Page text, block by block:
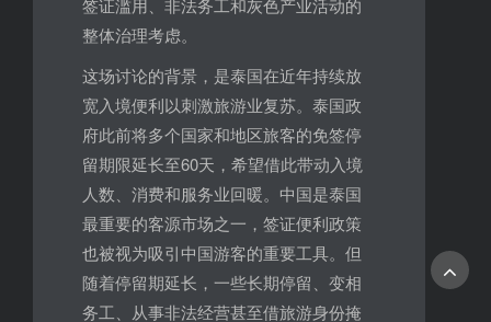
签证滥用、非法务工和灰色产业活动的
整体治理考虑。
这场讨论的背景，是泰国在近年持续放
宽入境便利以刺激旅游业复苏。泰国政
府此前将多个国家和地区旅客的免签停
留期限延长至60天，希望借此带动入境
人数、消费和服务业回暖。中国是泰国
最重要的客源市场之一，签证便利政策
也被视为吸引中国游客的重要工具。但
随着停留期延长，一些长期停留、变相
务工、从事非法经营甚至借旅游身份掩